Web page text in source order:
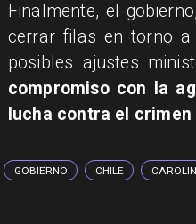
Finalmente, el
cerrar filas en torno
posibles ajustes
compromiso con la
lucha contra el
GOBIERNO CHILE